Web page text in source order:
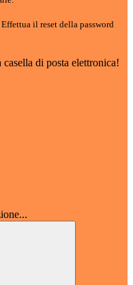
il reset della password
di posta elettronica!